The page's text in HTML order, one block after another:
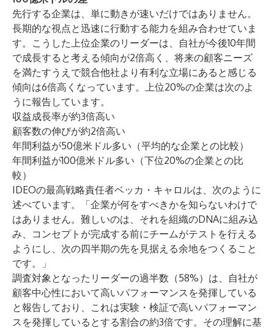
先行する企業は、単に動きが速いだけではありません。
長期的な視点と迅速に行動する能力を組み合わせていま
す。こうした上位企業のリーダーは、自社が今後10年間
で成長すると考える傾向が2倍高く、将来の顧客ニーズ
を満たすうえで競合他社より有利な立場にあると感じる
傾向は6倍高くなっています。上位20%の企業は次のよ
うに報告しています。
収益成長率が約3倍高い
顧客数の伸びが約2倍高い
年間利益が50億米ドル多い（平均的な企業との比較）
年間利益が100億米ドル多い（下位20%の企業との比
較）
IDEOの最高戦略責任者ベッカ・キャロルは、次のように
述べています。「企業が何をすべきかを知らないわけで
はありません。難しいのは、それを組織のDNAに組み込
み、コンセプトが完成する前にチームがテストを行える
ようにし、次の四半期の先を見据える余地をつくること
です。」
調査対象となったリーダーの過半数（58%）は、自社が
顧客中心性において高いパフォーマンスを発揮している
と報告しており、これは実験・検証で高いパフォーマン
スを発揮しているとする割合の約3倍です。その理解に基